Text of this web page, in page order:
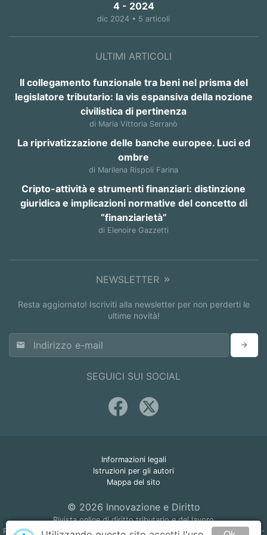
4 - 2024
dic 2024 • 5 articoli
ULTIMI ARTICOLI
Il collegamento funzionale tra beni nel prisma del
legislatore tributario: la vis espansiva della nozione
civilistica di pertinenza
di Maria Vittoria Serranò
La riprivatizzazione delle banche europee. Luci ed
ombre
di Marilena Rispoli Farina
Cripto-attività e strumenti finanziari: distinzione
giuridica e implicazioni normative del concetto di
“finanziarietà”
di Elenoire Gazzetti
NEWSLETTER
Resta aggiornato! Iscriviti alla newsletter per non perderti le
ultime novità!
SEGUICI SUI SOCIAL
Informazioni legali
Istruzioni per gli autori
Mappa del sito
© 2026 Innovazione e Diritto
Rivista online di diritto tributario e del lavoro
Registrazione Tribunale di Napoli n. 45 del 22 giugno 2005 - ISSN 1825-